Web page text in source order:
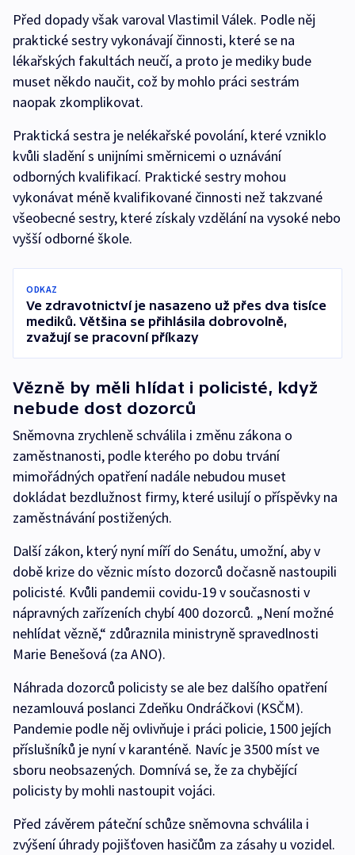
Před dopady však varoval Vlastimil Válek. Podle něj
praktické sestry vykonávají činnosti, které se na
lékařských fakultách neučí, a proto je mediky bude
muset někdo naučit, což by mohlo práci sestrám
naopak zkomplikovat.
Praktická sestra je nelékařské povolání, které vzniklo
kvůli sladění s unijními směrnicemi o uznávání
odborných kvalifikací. Praktické sestry mohou
vykonávat méně kvalifikované činnosti než takzvané
všeobecné sestry, které získaly vzdělání na vysoké nebo
vyšší odborné škole.
ODKAZ
Ve zdravotnictví je nasazeno už přes dva tisíce
mediků. Většina se přihlásila dobrovolně,
zvažují se pracovní příkazy
Vězně by měli hlídat i policisté, když
nebude dost dozorců
Sněmovna zrychleně schválila i změnu zákona o
zaměstnanosti, podle kterého po dobu trvání
mimořádných opatření nadále nebudou muset
dokládat bezdlužnost firmy, které usilují o příspěvky na
zaměstnávání postižených.
Další zákon, který nyní míří do Senátu, umožní, aby v
době krize do věznic místo dozorců dočasně nastoupili
policisté. Kvůli pandemii covidu-19 v současnosti v
nápravných zařízeních chybí 400 dozorců. „Není možné
nehlídat vězně,“ zdůraznila ministryně spravedlnosti
Marie Benešová (za ANO).
Náhrada dozorců policisty se ale bez dalšího opatření
nezamlouvá poslanci Zdeňku Ondráčkovi (KSČM).
Pandemie podle něj ovlivňuje i práci policie, 1500 jejích
příslušníků je nyní v karanténě. Navíc je 3500 míst ve
sboru neobsazených. Domnívá se, že za chybějící
policisty by mohli nastoupit vojáci.
Před závěrem páteční schůze sněmovna schválila i
zvýšení úhrady pojišťoven hasičům za zásahy u vozidel.